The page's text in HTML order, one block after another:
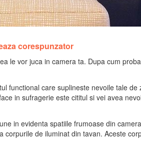
corespunzator
le vor juca in camera ta. Dupa cum
functional care suplineste nevoile tale
in sufragerie este cititul si vei avea
in evidenta spatiile frumoase din
de iluminat din tavan. Aceste